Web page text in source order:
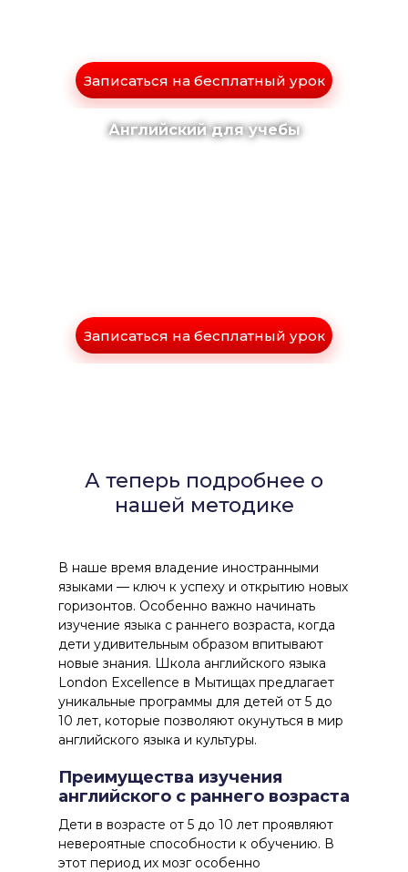
Записаться на бесплатный урок
Английский для учебы
Записаться на бесплатный урок
А теперь подробнее о
нашей методике
В наше время владение иностранными
языками — ключ к успеху и открытию новых
горизонтов. Особенно важно начинать
изучение языка с раннего возраста, когда
дети удивительным образом впитывают
новые знания. Школа английского языка
London Excellence в Мытищах предлагает
уникальные программы для детей от 5 до
10 лет, которые позволяют окунуться в мир
английского языка и культуры.
Преимущества изучения
английского с раннего возраста
Дети в возрасте от 5 до 10 лет проявляют
невероятные способности к обучению. В
этот период их мозг особенно